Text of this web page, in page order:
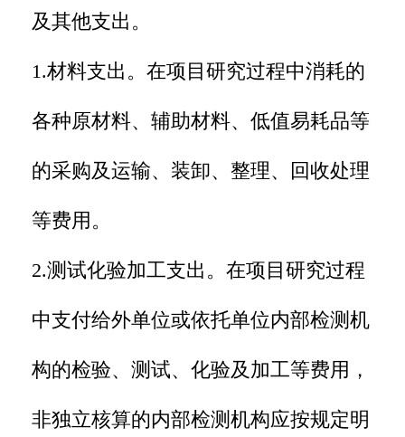
及其他支出。
1.材料支出。在项目研究过程中消耗的
各种原材料、辅助材料、低值易耗品等
的采购及运输、装卸、整理、回收处理
等费用。
2.测试化验加工支出。在项目研究过程
中支付给外单位或依托单位内部检测机
构的检验、测试、化验及加工等费用，
非独立核算的内部检测机构应按规定明